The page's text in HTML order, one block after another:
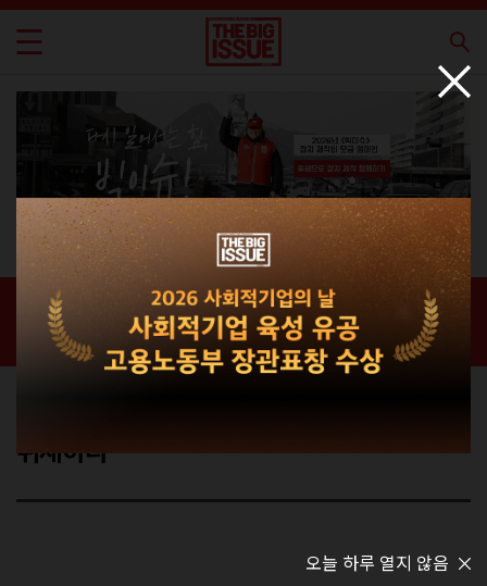
취재 문의
홈 / 광고 · 제휴 /취재 문의
취재하다
오늘 하루 열지 않음